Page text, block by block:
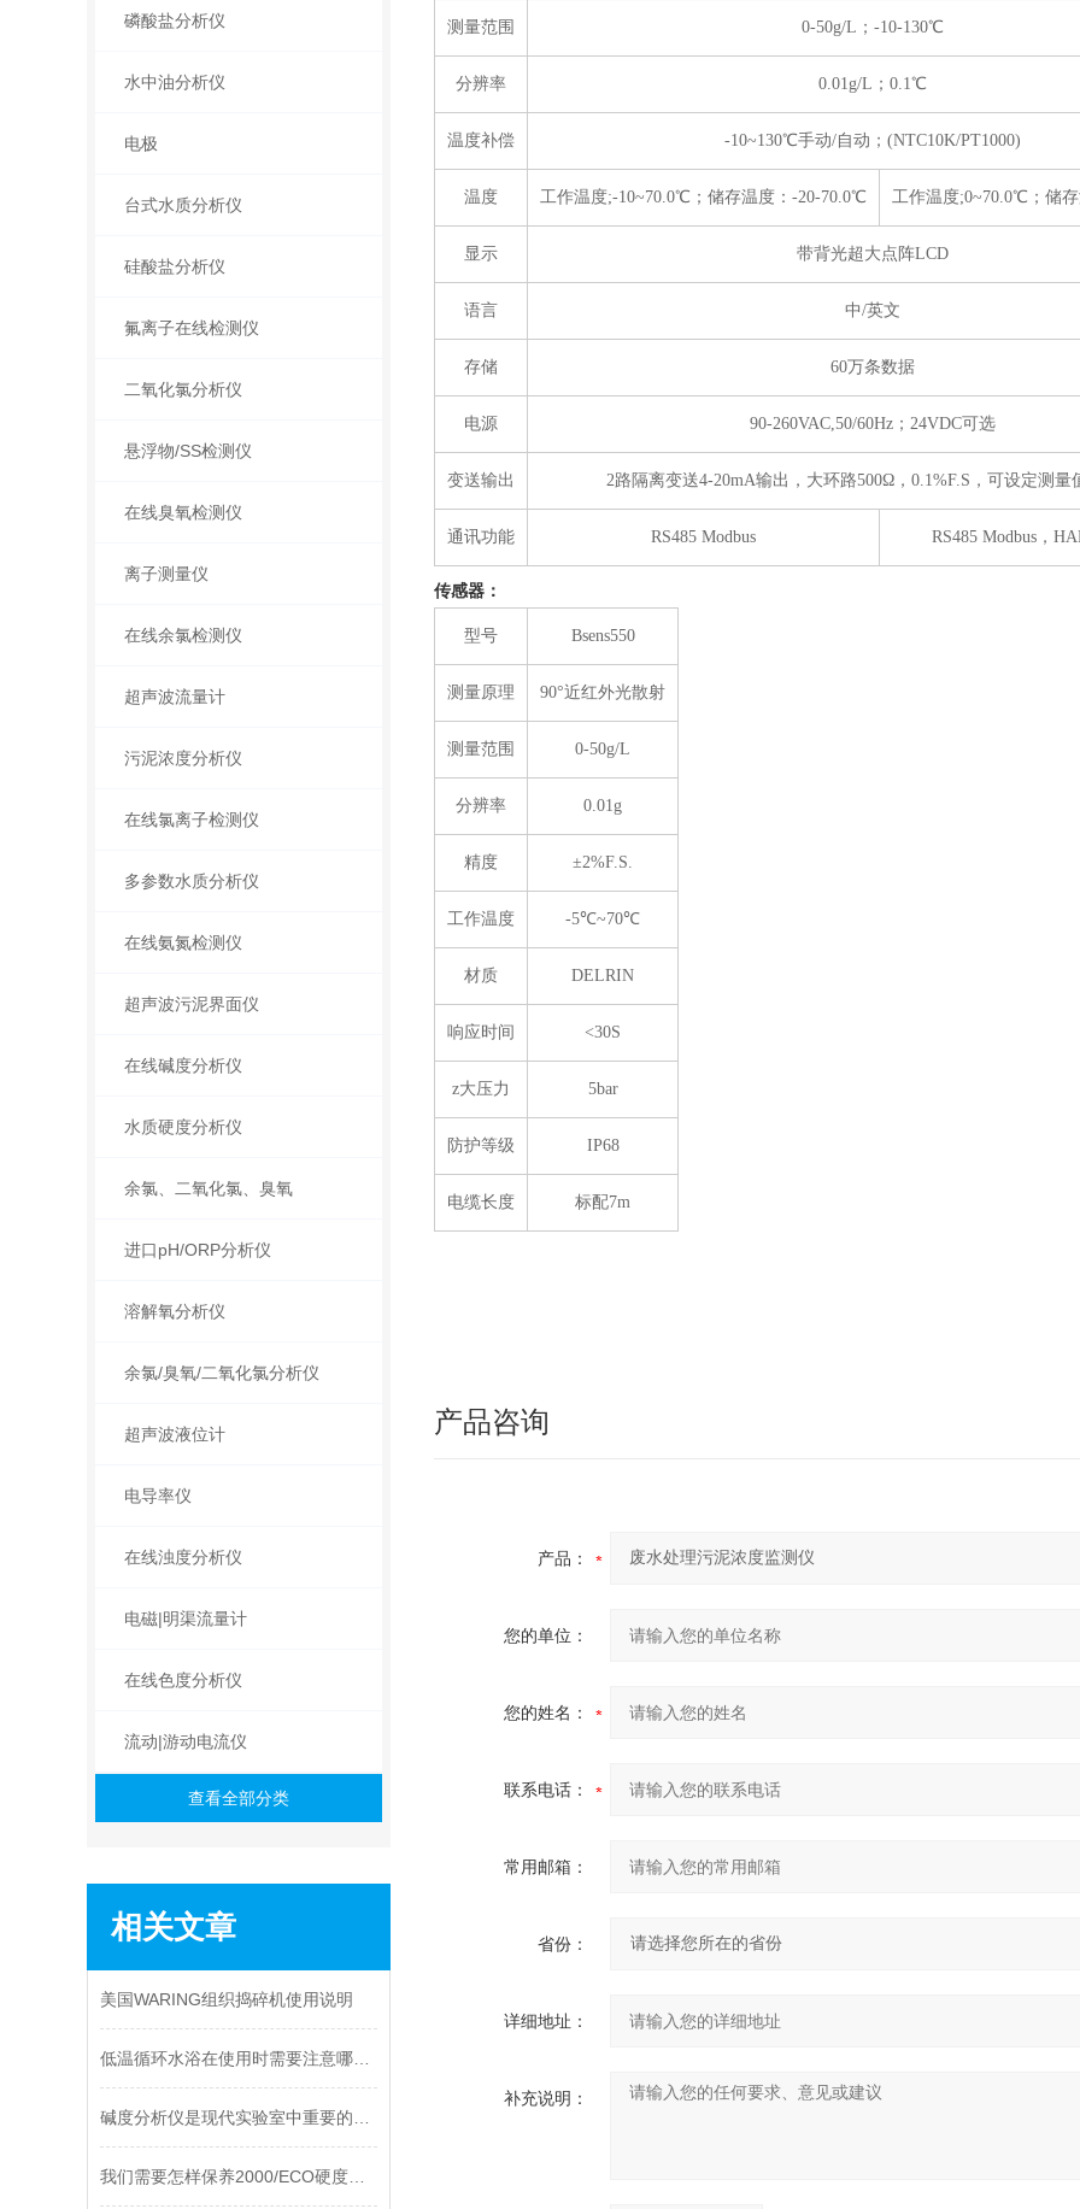
磷酸盐分析仪
水中油分析仪
电极
台式水质分析仪
硅酸盐分析仪
氟离子在线检测仪
二氧化氯分析仪
悬浮物/SS检测仪
在线臭氧检测仪
离子测量仪
在线余氯检测仪
超声波流量计
污泥浓度分析仪
在线氯离子检测仪
多参数水质分析仪
在线氨氮检测仪
超声波污泥界面仪
在线碱度分析仪
水质硬度分析仪
余氯、二氧化氯、臭氧
进口pH/ORP分析仪
溶解氧分析仪
余氯/臭氧/二氧化氯分析仪
超声波液位计
电导率仪
在线浊度分析仪
电磁|明渠流量计
在线色度分析仪
流动|游动电流仪
查看全部分类
相关文章
美国WARING组织捣碎机使用说明
测量范围 0-50g/L；-10-130℃
分辨率 0.01g/L；0.1℃
温度补偿 -10~130℃手动/自动；(NTC10K/PT1000)
温度 工作温度;-10~70.0℃；储存温度：-20-70.0℃ 工作温度;0~70.0℃；储
显示 带背光超大点阵LCD
语言 中/英文
存储 60万条数据
电源 90-260VAC,50/60Hz；24VDC可选
变送输出 2路隔离变送4-20mA输出，大环路500Ω，0.1%F.S，可设定测量
通讯功能 RS485 Modbus RS485 Modbus，
传感器：
型号 Bsens550
测量原理 90°近红外光散射
测量范围 0-50g/L
分辨率 0.01g
精度 ±2%F.S.
工作温度 -5℃~70℃
材质 DELRIN
响应时间 <30S
z大压力 5bar
防护等级 IP68
电缆长度 标配7m
产品咨询
产品：
您的单位：
您的姓名：
联系电话：
常用邮箱：
省份：
详细地址：
补充说明：